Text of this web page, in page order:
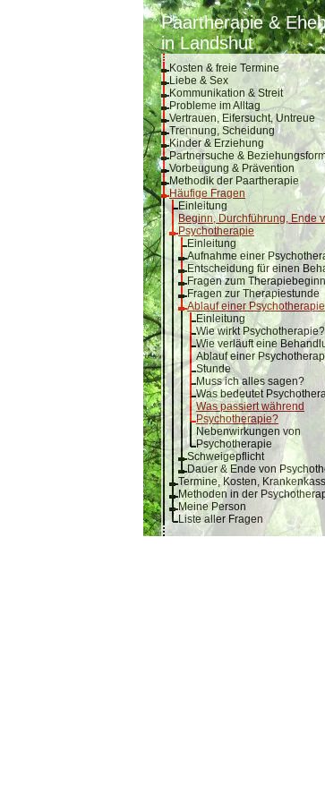
Paartherapie &
in Landshut
Kosten & freie Termine
Liebe & Sex
Kommunikation & Streit
Probleme im Alltag
Vertrauen, Eifersucht, Untreue
Trennung, Scheidung
Kinder & Erziehung
Partnersuche &
Vorbeugung & Prävention
Methodik der Paartherapie
Häufige Fragen
Einleitung
Beginn, Durchführung, Ende
Psychotherapie
Einleitung
Aufnahme einer
Entscheidung für einen
Fragen zum Therapiebeginn
Fragen zur Therapiestunde
Ablauf einer Psychotherapie
Einleitung
Wie wirkt Psychotherapie?
Wie verläuft eine
Ablauf einer
Stunde
Muss ich alles sagen?
Was bedeutet
Was passiert während
Psychotherapie?
Nebenwirkungen von
Psychotherapie
Schweigepflicht
Dauer & Ende von
Termine, Kosten,
Methoden in der
Meine Person
Liste aller Fragen